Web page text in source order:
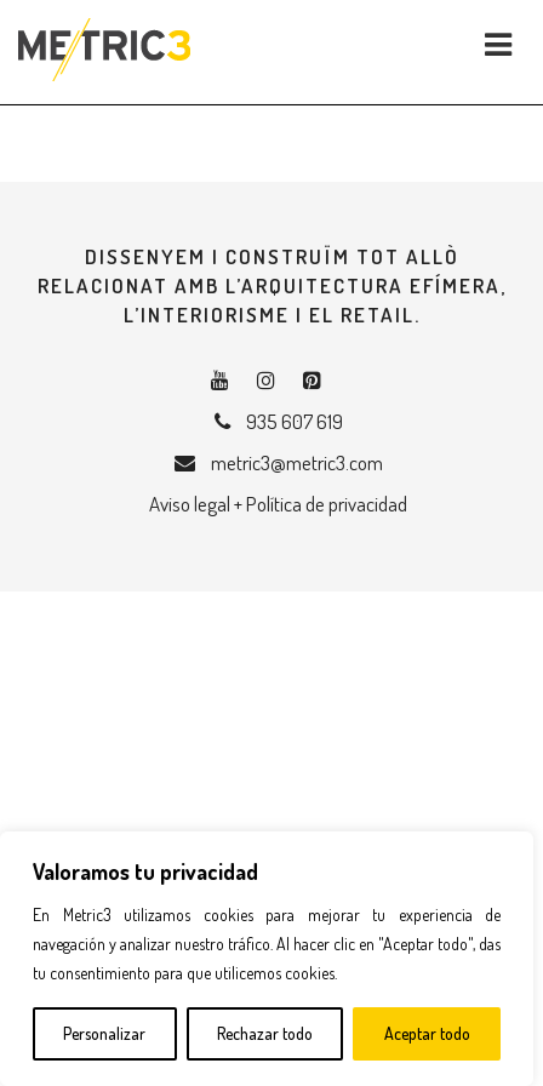
Valoramos tu privacidad
En Metric3 utilizamos cookies para mejorar tu experiencia de
navegación y analizar nuestro tráfico. Al hacer clic en "Aceptar todo", das
tu consentimiento para que utilicemos cookies.
Personalizar Rechazar todo Aceptar todo
DISSENYEM I CONSTRUÏM TOT ALLÒ
RELACIONAT AMB L’ARQUITECTURA EFÍMERA,
L’INTERIORISME I EL RETAIL.
935 607 619
metric3@metric3.com
Aviso legal + Política de privacidad